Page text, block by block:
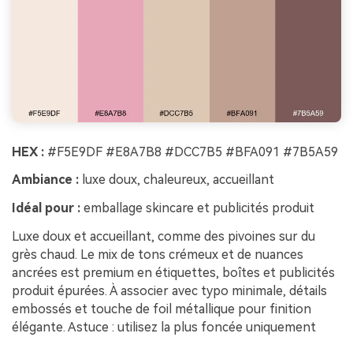
HEX : #F5E9DF #E8A7B8 #DCC7B5 #BFA091 #7B5A59
Ambiance : luxe doux, chaleureux, accueillant
Idéal pour : emballage skincare et publicités produit
Luxe doux et accueillant, comme des pivoines sur du
grès chaud. Le mix de tons crémeux et de nuances
ancrées est premium en étiquettes, boîtes et publicités
produit épurées. À associer avec typo minimale, détails
embossés et touche de foil métallique pour finition
élégante. Astuce : utilisez la plus foncée uniquement